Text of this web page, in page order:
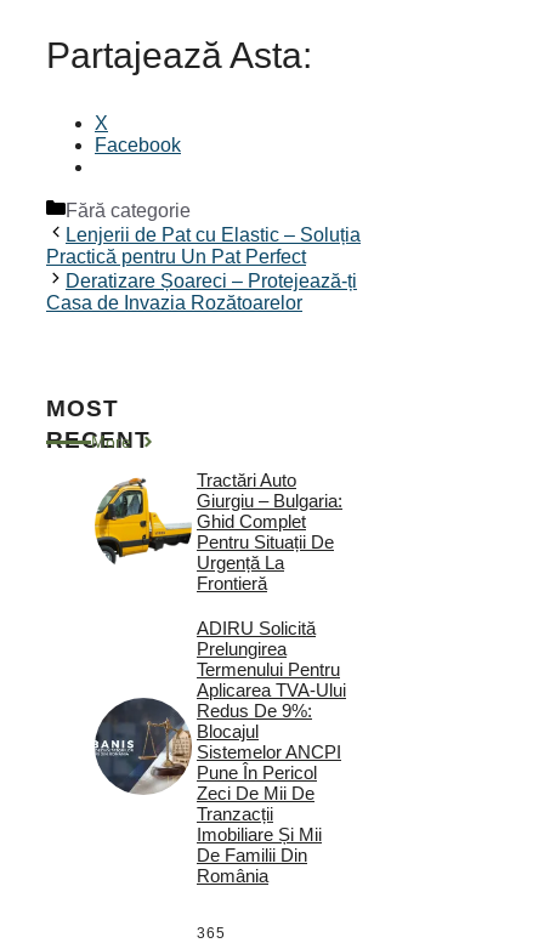
Partajează Asta:
X
Facebook
Categorii
Fără categorie
Lenjerii de Pat cu Elastic – Soluția
Practică pentru Un Pat Perfect
Deratizare Șoareci – Protejează-ți
Casa de Invazia Rozătoarelor
MOST
RECENT
More
Tractări Auto
Giurgiu – Bulgaria:
Ghid Complet
Pentru Situații De
Urgență La
Frontieră
ADIRU Solicită
Prelungirea
Termenului Pentru
Aplicarea TVA-Ului
Redus De 9%:
Blocajul
Sistemelor ANCPI
Pune În Pericol
Zeci De Mii De
Tranzacții
Imobiliare Și Mii
De Familii Din
România
365